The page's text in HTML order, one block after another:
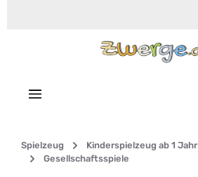
Spielzeug Kinderspielzeug ab 1 Jahr
Gesellschaftsspiele